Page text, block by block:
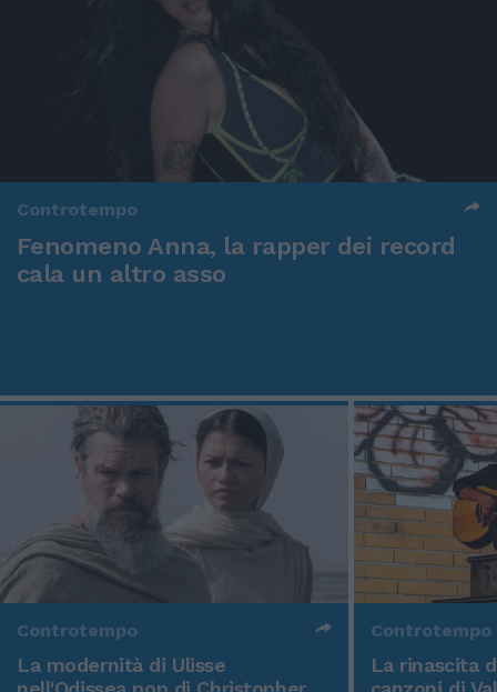
Controtempo
Fenomeno Anna, la rapper dei record
cala un altro asso
Controtempo
La modernità di Ulisse
Controtempo
La rinascita